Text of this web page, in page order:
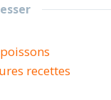
recettes